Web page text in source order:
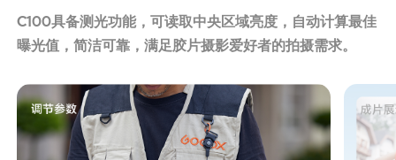
C100具备测光功能，可读取中央区域亮度，自动计算最佳
曝光值，简洁可靠，满足胶片摄影爱好者的拍摄需求。